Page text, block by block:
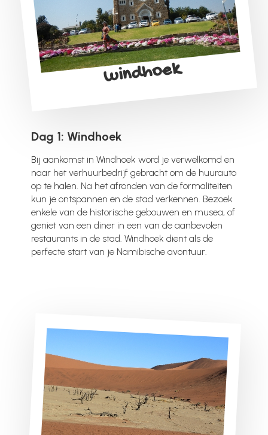
windhoek
Dag 1: Windhoek
Bij aankomst in Windhoek word je verwelkomd en
naar het verhuurbedrijf gebracht om de huurauto
op te halen. Na het afronden van de formaliteiten
kun je ontspannen en de stad verkennen. Bezoek
enkele van de historische gebouwen en musea, of
geniet van een diner in een van de aanbevolen
restaurants in de stad. Windhoek dient als de
perfecte start van je Namibische avontuur.